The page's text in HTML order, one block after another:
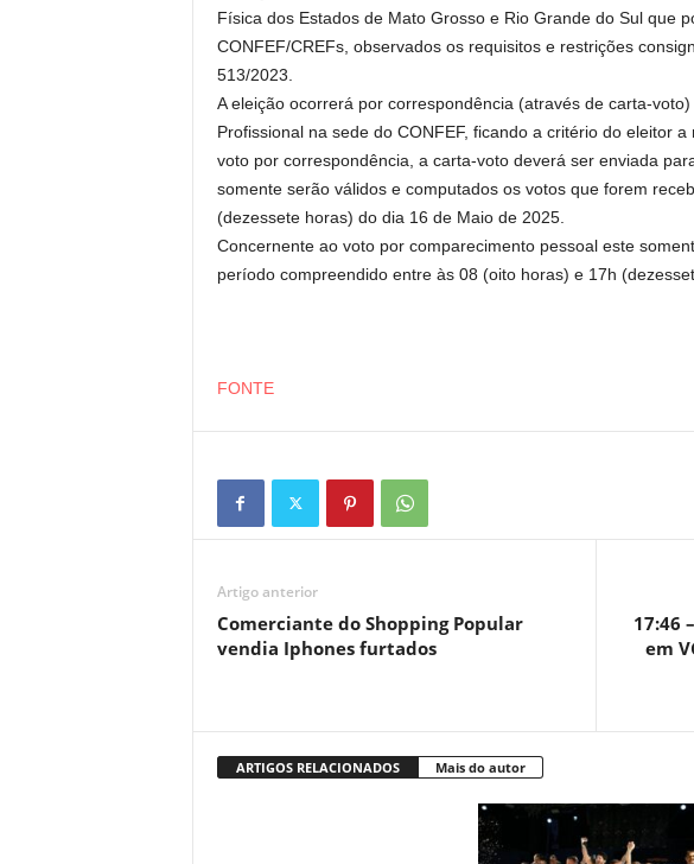
Física dos Estados de Mato Grosso e Rio Grande do Sul que
CONFEF/CREFs, observados os requisitos e restrições
513/2023.
A eleição ocorrerá por correspondência (através de carta-
Profissional na sede do CONFEF, ficando a critério do eleitor
voto por correspondência, a carta-voto deverá ser enviada
somente serão válidos e computados os votos que forem
(dezessete horas) do dia 16 de Maio de 2025.
Concernente ao voto por comparecimento pessoal este
período compreendido entre às 08 (oito horas) e 17h
FONTE
Artigo anterior
Comerciante do Shopping Popular
vendia Iphones furtados
17:46
em
ARTIGOS RELACIONADOS Mais do autor